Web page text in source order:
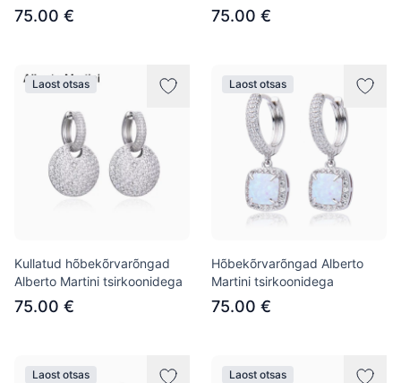
75.00 € 75.00 €
Laost otsas
Kullatud hõbekõrvarõngad
Alberto Martini tsirkoonidega
75.00 €
Laost otsas
Hõbekõrvarõngad Alberto
Martini tsirkoonidega
75.00 €
Laost otsas Laost otsas